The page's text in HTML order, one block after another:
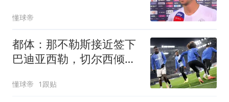
懂球帝
都体：那不勒斯接近签下
巴迪亚西勒，切尔西倾向
懂球帝 1跟贴